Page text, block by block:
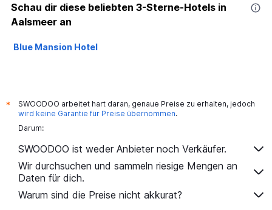
Schau dir diese beliebten 3-Sterne-Hotels in
Aalsmeer an
Blue Mansion Hotel
*
SWOODOO arbeitet hart daran, genaue Preise zu erhalten, jedoch
wird keine Garantie für Preise übernommen.
Darum:
SWOODOO ist weder Anbieter noch Verkäufer.
Wir durchsuchen und sammeln riesige Mengen an
Daten für dich.
Warum sind die Preise nicht akkurat?